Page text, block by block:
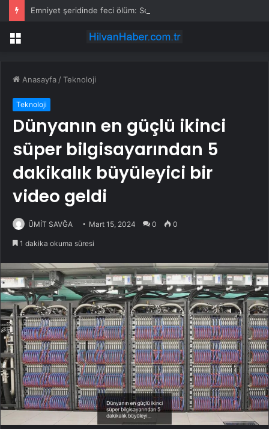
Menü
Anasayfa /Teknoloji
Teknoloji
Dünyanın en güçlü ikinci
süper bilgisayarından 5
dakikalık büyüleyici bir
video geldi
ÜMİT SAVĞA Mart 15, 2024 0 0
1 dakika okuma süresi